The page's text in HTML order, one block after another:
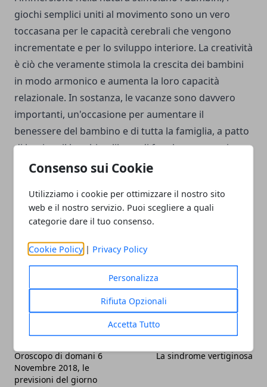
Consenso sui Cookie
Utilizziamo i cookie per ottimizzare il nostro sito
web e il nostro servizio. Puoi scegliere a quali
categorie dare il tuo consenso.
Cookie Policy | Privacy Policy
Personalizza
Rifiuta Opzionali
Accetta Tutto
giochi semplici uniti al movimento sono un vero
toccasana per le capacità cerebrali che vengono
incrementate e per lo sviluppo interiore. La creatività
è ciò che veramente stimola la crescita dei bambini
in modo armonico e aumenta la loro capacità
relazionale. In sostanza, le vacanze sono davvero
importanti, un'occasione per aumentare il
benessere del bambino e di tutta la famiglia, a patto
di lasciare il bambino libero di fare le sue esperienze,
di esplorare, pur mantenendo un livello di
sicurezza.
Whatsapp
Oroscopo di domani 6
Novembre 2018, le
previsioni del giorno
La sindrome vertiginosa